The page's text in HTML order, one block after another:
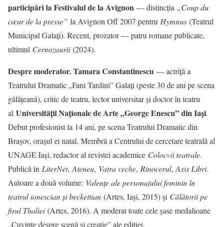
participări la Festivalul de la Avignon — distincția „Coup du
cœur de la presse” la Avignon Off 2007 pentru Hymnus (Teatrul
Municipal Galați). Recent, prozator — patru romane publicate,
ultimul Cernozaurii(2024).
Despre moderator. Tamara Constantinescu — actriță a
Teatrului Dramatic „Fani Tardini” Galați (peste 30 de ani pe scena
gălățeană), critic de teatru, lector universitar și doctor în teatru
al Universității Naționale de Arte „George Enescu” din Iași.
Debut profesionist la 14 ani, pe scena Teatrului Dramatic din
Brașov, orașul ei natal. Membră a Centrului de cercetare teatrală al
UNAGE Iași, redactor al revistei academice Colocvii teatrale.
Publică în LiterNet,Ateneu, Vatra veche, Rinocerul,Axis Libri.
Autoare a două volume: Valențe ale personajului feminin în
teatrul ionescian și beckettian (Artes, Iași, 2015) și Călătorii pe
firul Thaliei(Artes, 2016). A moderat toate cele șase medalioane
„Cuvinte despre scenă și creație” ale ediției.